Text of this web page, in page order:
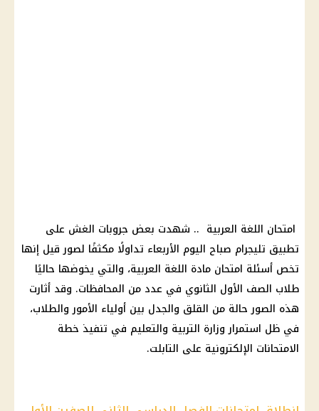
امتحان اللغة العربية .. شهدت بعض جروبات الغش على
تطبيق تليجرام صباح اليوم الأربعاء تداولًا مكثفًا لصور قيل إنها
تخص أسئلة امتحان مادة اللغة العربية، والتي يخوضها حاليًا
طلاب الصف الأول الثانوي في عدد من المحافظات. وقد أثارت
هذه الصور حالة من القلق والجدل بين أولياء الأمور والطلاب،
في ظل استمرار وزارة التربية والتعليم في تنفيذ خطة
الامتحانات الإلكترونية على التابلت.